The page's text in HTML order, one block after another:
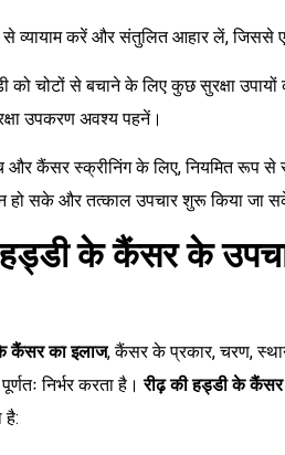
से व्यायाम करें और संतुलित आहार लें, जिससे
को चोटों से बचाने के लिए कुछ सुरक्षा
उपकरण अवश्य पहनें।
और कैंसर स्क्रीनिंग के लिए, नियमित रूप से
हो सके और तत्काल उपचार शुरू किया जा
हड्डी के कैंसर के
कैंसर का इलाज, कैंसर के प्रकार, चरण,
निर्भर करता है।रीढ़ की हड्डी के
है: